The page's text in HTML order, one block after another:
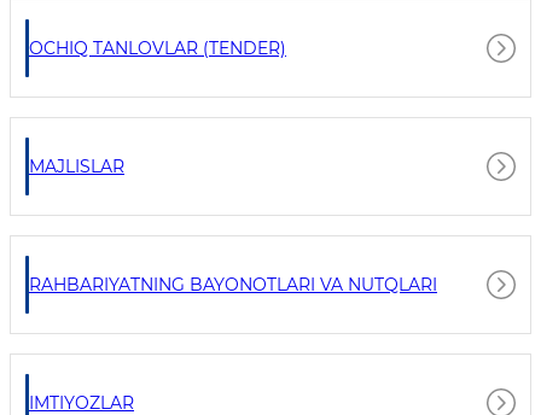
OCHIQ TANLOVLAR (TENDER)
MAJLISLAR
RAHBARIYATNING BAYONOTLARI VA NUTQLARI
IMTIYOZLAR